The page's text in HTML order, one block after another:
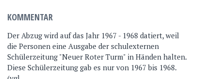
KOMMENTAR
Der Abzug wird auf das Jahr 1967 - 1968 datiert, weil
die Personen eine Ausgabe der schulexternen
Schülerzeitung "Neuer Roter Turm" in Händen halten.
Diese Schülerzeitung gab es nur von 1967 bis 1968.